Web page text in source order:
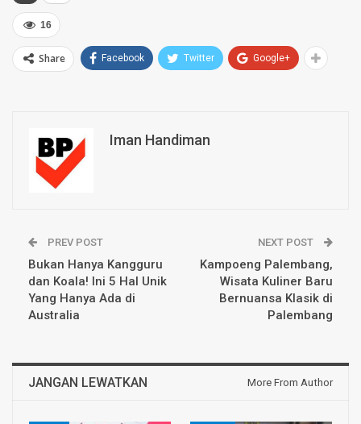
16
Share Facebook Twitter Google+
Iman Handiman
PREV POST
Bukan Hanya Kangguru
dan Koala! Ini 5 Hal Unik
Yang Hanya Ada di
Australia
NEXT POST
Kampoeng Palembang,
Wisata Kuliner Baru
Bernuansa Klasik di
Palembang
JANGAN LEWATKAN More From Author